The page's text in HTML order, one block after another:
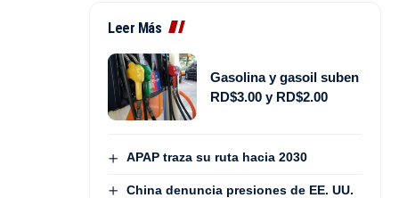
Leer Más
Gasolina y gasoil suben
RD$3.00 y RD$2.00
APAP traza su ruta hacia 2030
China denuncia presiones de EE. UU.